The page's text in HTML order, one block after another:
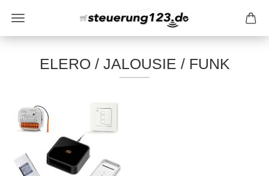
ELERO / JALOUSIE / FUNK